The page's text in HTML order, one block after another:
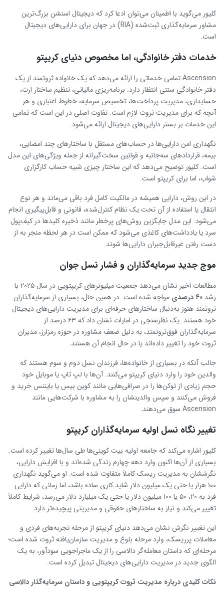
کلیور می‌گوید با اطمینان می‌توان ادعا کرد که دیجیتال اسنشن بزرگ‌ترین
مشاور سرمایه‌گذاری ثبت‌شده (RIA) در جهان برای دارایی‌های دیجیتال
است.
خدمات دفتر خانوادگی، اما مخصوص دنیای کریپتو
Ascension تمامی خدماتی را ارائه می‌دهد که یک خانواده ثروتمند از یک
دفتر خانوادگی سنتی انتظار دارد: برنامه‌ریزی مالیاتی، تنظیم ساختار ارث،
حسابداری، مدیریت پرداخت‌ها، تخصیص سرمایه، خطوط اعتباری و هر
آنچه که برای مدیریت ثروت لازم است. تفاوت اصلی در این است که تمامی
این خدمات بر بستر دارایی‌های دیجیتال ارائه می‌شود.
نگهداری امن دارایی‌ها در حساب‌های مستقل با ساختارهای چند امضایی،
بیمه، قراردادهای سه‌جانبه و قوانین سخت‌گیرانه از جمله ویژگی‌های این مدل
است. کلیور توضیح می‌دهد که این ساختار چیزی شبیه حساب کارگزاری
شواب، اما برای کریپتو است.
در این روش، دارایی همیشه در مالکیت کامل فرد باقی می‌ماند و هر نوع
انتقال یا استفاده از آن تحت یک نظام کنترل‌شده، قانونی و قابل‌پیگیری انجام
می‌شود. این مدل جایگزین روش‌های پرخطر مانند ذخیره کلیدها در کیف‌پول
سرد یا یادداشت‌های کاغذی می‌شود که ممکن است در هر لحظه منجر به از
دست رفتن غیرقابل‌جبران دارایی‌ها شوند.
موج جدید سرمایه‌گذاران و فشار نسل جوان
مطالعات اخیر نشان می‌دهد جمعیت میلیونرهای کریپتویی در سال ۲۰۲۵ با
رشد ۴۰ درصدی
مواجه شده است. در همین حال، بسیاری از سرمایه‌گذاران
ثروتمند هنوز به‌دنبال ساختارهای حرفه‌ای برای مدیریت دارایی‌های دیجیتال
خود هستند. یک نظرسنجی در امارات نشان داد که ۶۳ درصد از
سرمایه‌گذاران فوق‌ثروتمند، به دلیل ضعف مشاوره در حوزه رمزارز، مدیران
ثروت خود را تغییر داده‌اند یا در حال انجام آن هستند.
جالب آنکه در بسیاری از خانواده‌ها، فرزندان نسل دوم و سوم هستند که
والدین خود را وارد دنیای کریپتو می‌کنند. آن‌ها با لپ ‌تاپ یا موبایل خود
حجم زیادی از توکن‌ها را در صرافی‌هایی مانند کوین بیس یا بایننس خرید و
فروش می‌کنند و سپس والدینشان را به مشاوره با شرکت‌هایی مانند
Ascension سوق می‌دهند.
تغییر نگاه نسل اولیه سرمایه‌گذاران کریپتو
کلیور اشاره می‌کند که جامعه اولیه بیت‌ کوینی‌ها طی سال‌ها تغییر کرده است.
بسیاری از آن‌ها اکنون وارد دهه چهارم زندگی شده‌اند و با افزایش دارایی،
نگرششان به مدیریت ریسک کاملاً متفاوت شده است. او می‌گوید نگهداری
۱۰۰ هزار یا حتی یک میلیون دلار شاید کاری ساده باشد، اما زمانی که دارایی
فرد به ۲۰، ۵۰ یا ۱۰۰ میلیون دلار یا حتی یک میلیارد دلار می‌رسد، شرایط کاملاً
تغییر می‌کند و نیاز به ساختارهای حقوقی و مدیریتی پیچیده‌تر دارد.
این تغییر نگرش نشان می‌دهد دنیای کریپتو از مرحله تجربه‌های فردی و
معاملات پرریسک، وارد مرحله بلوغ و مدیریت سازمان‌یافته ثروت شده است؛
مرحله‌ای که داستان معامله‌گر دالاسی را از یک ماجراجویی سودآور، به یک
الگوی جدید در مدیریت دارایی‌های دیجیتال تبدیل کرده است.
نکات کلیدی درباره مدیریت ثروت کریپتویی و داستان سرمایه‌گذار دالاسی